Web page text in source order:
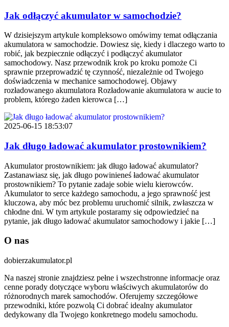
Jak odłączyć akumulator w samochodzie?
W dzisiejszym artykule kompleksowo omówimy temat odłączania
akumulatora w samochodzie. Dowiesz się, kiedy i dlaczego warto to
robić, jak bezpiecznie odłączyć i podłączyć akumulator
samochodowy. Nasz przewodnik krok po kroku pomoże Ci
sprawnie przeprowadzić tę czynność, niezależnie od Twojego
doświadczenia w mechanice samochodowej. Objawy
rozładowanego akumulatora Rozładowanie akumulatora w aucie to
problem, którego żaden kierowca […]
2025-06-15 18:53:07
Jak długo ładować akumulator prostownikiem?
Akumulator prostownikiem: jak długo ładować akumulator?
Zastanawiasz się, jak długo powinieneś ładować akumulator
prostownikiem? To pytanie zadaje sobie wielu kierowców.
Akumulator to serce każdego samochodu, a jego sprawność jest
kluczowa, aby móc bez problemu uruchomić silnik, zwłaszcza w
chłodne dni. W tym artykule postaramy się odpowiedzieć na
pytanie, jak długo ładować akumulator samochodowy i jakie […]
O nas
dobierzakumulator.pl
Na naszej stronie znajdziesz pełne i wszechstronne informacje oraz
cenne porady dotyczące wyboru właściwych akumulatorów do
różnorodnych marek samochodów. Oferujemy szczegółowe
przewodniki, które pozwolą Ci dobrać idealny akumulator
dedykowany dla Twojego konkretnego modelu samochodu.